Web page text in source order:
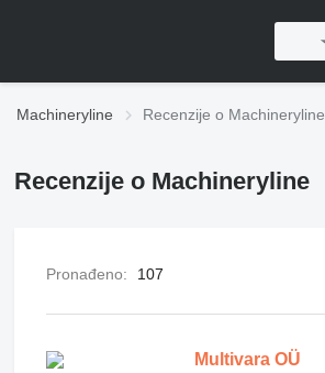
Machineryline Recenzije o Machineryline
Recenzije o Machineryline
Pronađeno: 107
Multivara OÜ